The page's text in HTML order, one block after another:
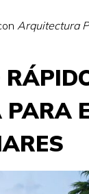
Arquitectura
PARA